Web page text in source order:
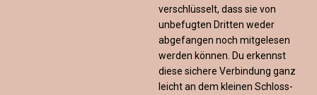
verschlüsselt, dass sie von
unbefugten Dritten weder
abgefangen noch mitgelesen
werden können. Du erkennst
diese sichere Verbindung ganz
leicht an dem kleinen Schloss-